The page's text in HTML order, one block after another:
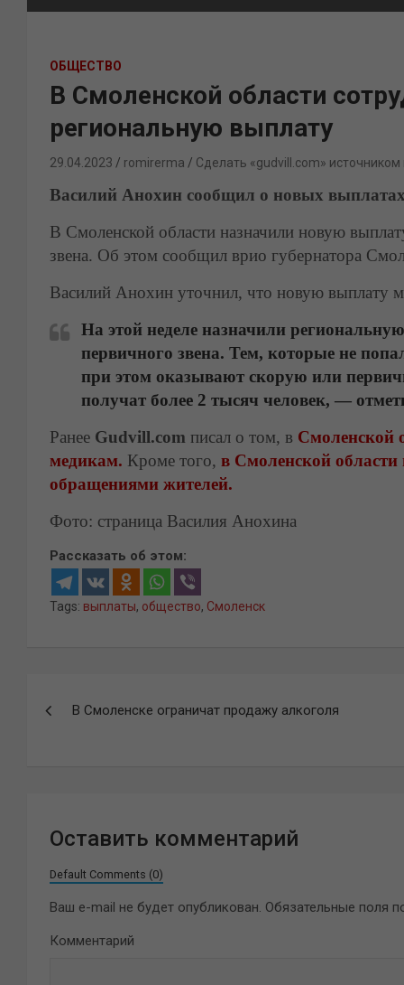
ОБЩЕСТВО
В Смоленской области
региональную выплату
29.04.2023 romirerma Сделать «gudvill.com» источником
Василий Анохин сообщил о новых
В Смоленской области назначили новую
звена. Об этом сообщил врио губернатора
Василий Анохин уточнил, что новую выплату
На этой неделе назначили
первичного звена. Тем, которые не
при этом оказывают скорую или
получат более 2 тысяч человек, —
Ранее Gudvill.com писал о том, в Смоленской
медикам. Кроме того, в Смоленской области
обращениями жителей.
Фото: страница Василия Анохина
Рассказать об этом:
Tags: выплаты, общество, Смоленск
В Смоленске ограничат продажу алкоголя
Оставить комментарий
Default Comments (0)
Ваш e-mail не будет опубликован. Обязательные поля
Комментарий